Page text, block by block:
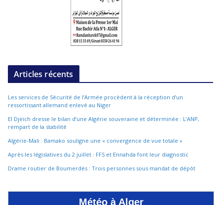
Articles récents
Les services de Sécurité de l’Armée procèdent à la réception d’un
ressortissant allemand enlevé au Niger
El Djeïch dresse le bilan d’une Algérie souveraine et déterminée : L’ANP,
rempart de la stabilité
Algérie-Mali : Bamako souligne une « convergence de vue totale »
Après les législatives du 2 juillet : FFS et Ennahda font leur diagnostic
Drame routier de Boumerdès : Trois personnes sous mandat de dépôt
Météo à Alger